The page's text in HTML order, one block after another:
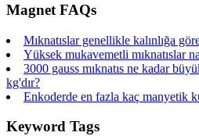
Magnet FAQs
Mıknatıslar genellikle kalınlığa
Yüksek mukavemetli mıknatıslar
3000 gauss mıknatıs ne kadar
kg'dır?
Enkoderde en fazla kaç manyetik
Keyword Tags